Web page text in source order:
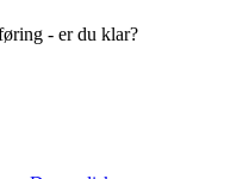
- er du klar?